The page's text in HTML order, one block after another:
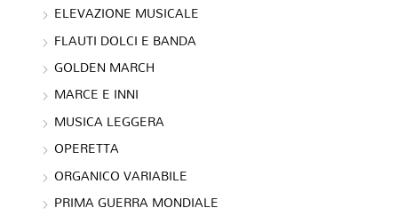
ELEVAZIONE MUSICALE
FLAUTI DOLCI E BANDA
GOLDEN MARCH
MARCE E INNI
MUSICA LEGGERA
OPERETTA
ORGANICO VARIABILE
PRIMA GUERRA MONDIALE